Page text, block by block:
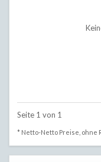
Seite 1 von 1
* Netto-Netto Preise, ohne